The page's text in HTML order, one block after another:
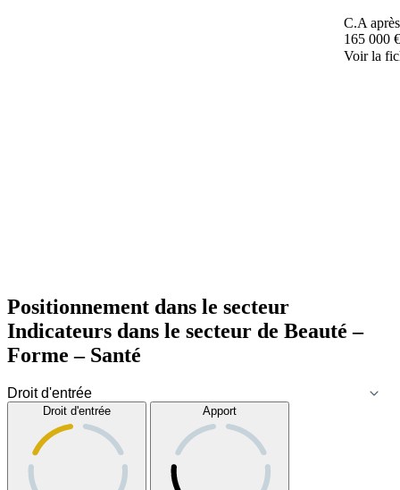
C.A
165 000 €
Voir la
Positionnement dans le secteur
Indicateurs dans le secteur de Beauté –
Forme – Santé
Droit d'entrée Apport